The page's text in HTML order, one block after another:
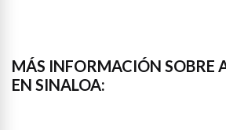
MÁS INFORMACIÓN SOBRE
EN SINALOA: